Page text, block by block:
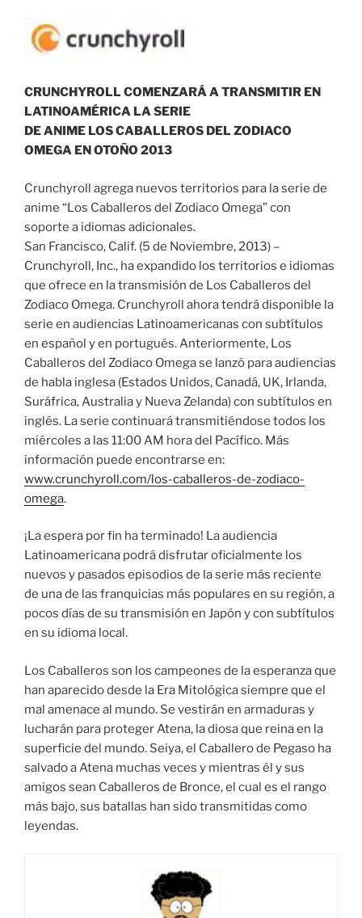
CRUNCHYROLL COMENZARÁ A TRANSMITIR EN
LATINOAMÉRICA LA SERIE
DE ANIME LOS CABALLEROS DEL ZODIACO
OMEGA EN OTOÑO 2013
Crunchyroll agrega nuevos territorios para la serie de
anime “Los Caballeros del Zodiaco Omega” con
soporte a idiomas adicionales.
San Francisco, Calif. (5 de Noviembre, 2013) –
Crunchyroll, Inc., ha expandido los territorios e idiomas
que ofrece en la transmisión de Los Caballeros del
Zodiaco Omega. Crunchyroll ahora tendrá disponible la
serie en audiencias Latinoamericanas con subtítulos
en español y en portugués. Anteriormente, Los
Caballeros del Zodiaco Omega se lanzó para audiencias
de habla inglesa (Estados Unidos, Canadá, UK, Irlanda,
Suráfrica, Australia y Nueva Zelanda) con subtítulos en
inglés. La serie continuará transmitiéndose todos los
miércoles a las 11:00 AM hora del Pacífico. Más
información puede encontrarse en:
www.crunchyroll.com/los-caballeros-de-zodiaco-
omega.
¡La espera por fin ha terminado! La audiencia
Latinoamericana podrá disfrutar oficialmente los
nuevos y pasados episodios de la serie más reciente
de una de las franquicias más populares en su región, a
pocos días de su transmisión en Japón y con subtítulos
en su idioma local.
Los Caballeros son los campeones de la esperanza que
han aparecido desde la Era Mitológica siempre que el
mal amenace al mundo. Se vestirán en armaduras y
lucharán para proteger Atena, la diosa que reina en la
superficie del mundo. Seiya, el Caballero de Pegaso ha
salvado a Atena muchas veces y mientras él y sus
amigos sean Caballeros de Bronce, el cual es el rango
más bajo, sus batallas han sido transmitidas como
leyendas.